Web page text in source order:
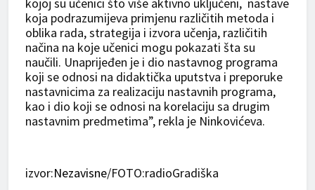
kojoj su učenici što više aktivno uključeni, nastave
koja podrazumijeva primjenu različitih metoda i
oblika rada, strategija i izvora učenja, različitih
načina na koje učenici mogu pokazati šta su
naučili. Unaprijeđen je i dio nastavnog programa
koji se odnosi na didaktička uputstva i preporuke
nastavnicima za realizaciju nastavnih programa,
kao i dio koji se odnosi na korelaciju sa drugim
nastavnim predmetima”, rekla je Ninkovićeva.
izvor:Nezavisne/FOTO:radioGradiška